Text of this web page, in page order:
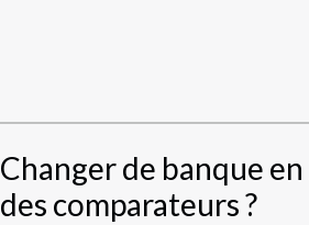
Changer de banque
des comparateurs ?